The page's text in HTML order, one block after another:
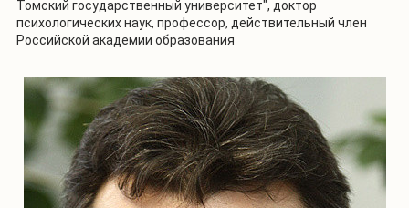
Томский государственный университет", доктор
психологических наук, профессор, действительный член
Российской академии образования